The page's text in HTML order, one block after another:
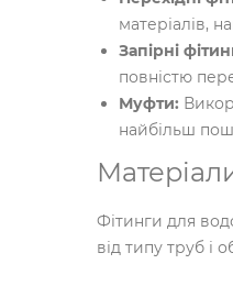
матеріалів,
Запірні
повністю
Муфти:
найбільш
Фітинги для
від типу труб і